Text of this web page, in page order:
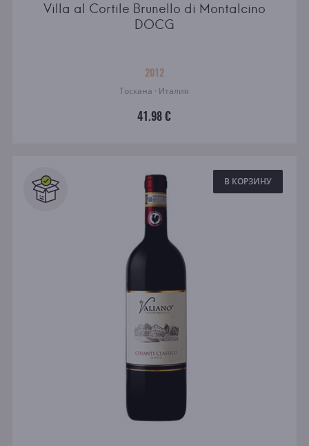
Villa al Cortile Brunello di Montalcino
DOCG
2012
Тоскана · Италия
41.98 €
В КОРЗИНУ